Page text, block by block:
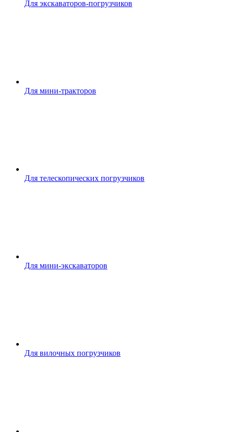
Для экскаваторов-погрузчиков
Для мини-тракторов
Для телескопических погрузчиков
Для мини-экскаваторов
Для вилочных погрузчиков